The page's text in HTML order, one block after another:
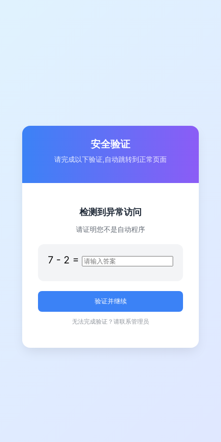
安全验证
请完成以下验证,自动跳转到正常页面
检测到异常访问
请证明您不是自动程序
7 - 2 =
无法完成验证？请联系管理员